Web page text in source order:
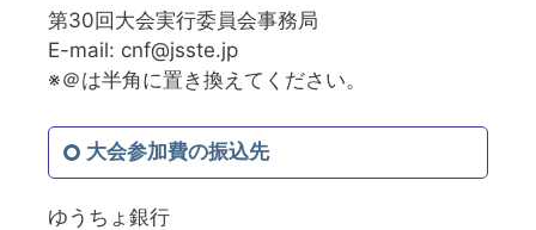
第30回大会実行委員会事務局
E-mail: cnf@jsste.jp
※＠は半角に置き換えてください。
大会参加費の振込先
ゆうちょ銀行